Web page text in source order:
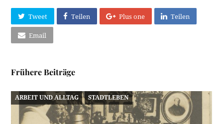
Tweet Teilen Plus one Teilen
Email
Frühere Beiträge
ARBEIT UND ALLTAG STADTLEBEN